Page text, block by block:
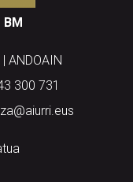
ANDOAIN
300 731